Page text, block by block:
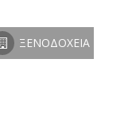
ΞΕΝΟΔΟΧΕΊΑ